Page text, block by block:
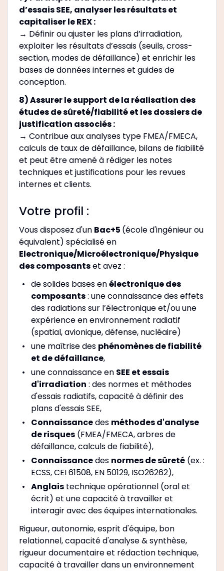
d’essais SEE, analyser les résultats et
capitaliser le REX :
→ Définir ou ajuster les plans d’irradiation,
exploiter les résultats d’essais (seuils, cross-
section, modes de défaillance) et enrichir les
bases de données internes et guides de
conception.
8) Assurer le support de la réalisation des
études de sûreté/fiabilité et les dossiers de
justification associés :
→ Contribue aux analyses type FMEA/FMECA,
calculs de taux de défaillance, bilans de fiabilité
et peut être amené à rédiger les notes
techniques et justifications pour les revues
internes et clients.
Votre profil :
Vous disposez d'un Bac+5 (école d'ingénieur ou
équivalent) spécialisé en
Electronique/Microélectronique/Physique
des composantset avez :
de solides bases enélectronique des
composants: une connaissance des effets
des radiations sur l’électronique et/ou une
expérience en environnement radiatif
(spatial, avionique, défense, nucléaire)
une maîtrise des phénomènes de fiabilité
et de défaillance,
une connaissance en SEE et essais
d'irradiation : des normes et méthodes
d'essais radiatifs, capacité à définir des
plans d'essais SEE,
Connaissancedes méthodes d'analyse
de risques(FMEA/FMECA, arbres de
défaillance, calculs de fiabilité),
Connaissancedes normes de sûreté(ex. :
ECSS, CEI 61508, EN 50129, ISO26262),
Anglaistechnique opérationnel (oral et
écrit) et une capacité à travailler et
interagir avec des équipes internationales.
Rigueur, autonomie, esprit d'équipe, bon
relationnel, capacité d'analyse & synthèse,
rigueur documentaire et rédaction technique,
capacité à travailler dans un environnement